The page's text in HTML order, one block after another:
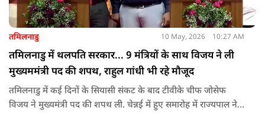
तमिलनाडु 10 May, 2026 10:27 AM
तमिलनाडु में थलपति सरकार... 9 मंत्रियों के साथ विजय ने ली
मुख्यममंत्री पद की शपथ, राहुल गांधी भी रहे मौजूद
तमिलनाडु में कई दिनों के सियासी संकट के बाद टीवीके चीफ जोसेफ
विजय ने मुख्यमंत्री पद की शपथ ली. चेन्नई में हुए समारोह में राज्यपाल ने